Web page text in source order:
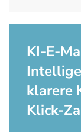
KI-E-
klarere
Klick-